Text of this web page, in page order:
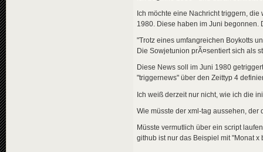
Ich möchte eine Nachricht triggern,
1980. Diese haben im Juni begonnen.
"Trotz eines umfangreichen Boykotts
Die Sowjetunion prÃ¤sentiert sich als
Diese News soll im Juni 1980
"triggernews" über den Zeittyp 4
Ich weiß derzeit nur nicht, wie ich die
Wie müsste der xml-tag aussehen, der
Müsste vermutlich über ein script
github ist nur das Beispiel mit "Monat